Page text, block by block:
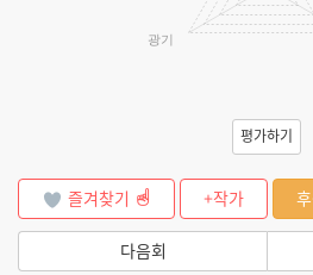
광기
평가하기
즐겨찾기 +작가
다음회